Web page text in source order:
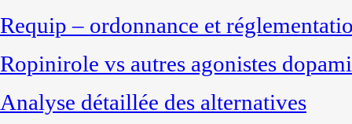
Requip – ordonnance et
Ropinirole vs autres agonistes
Analyse détaillée des alternatives